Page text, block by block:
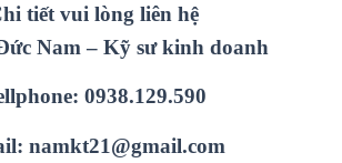
tiết vui lòng liên hệ
Nam – Kỹ sư kinh doanh
0938.129.590
namkt21@gmail.com